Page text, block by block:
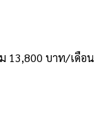
13,800 บาท/เดือน